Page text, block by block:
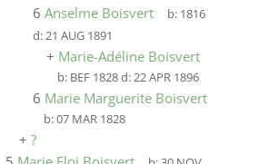
6 Anselme Boisvert b: 1816
d:21 AUG 1891
+ Marie-Adéline Boisvert
b: BEF 1828d:22 APR 1896
6 Marie Marguerite Boisvert
b:07 MAR 1828
+ ?